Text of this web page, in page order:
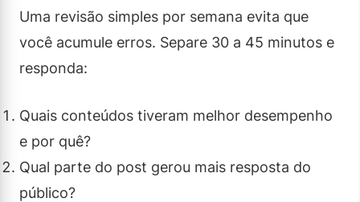
Uma revisão simples por semana evita que
você acumule erros. Separe 30 a 45 minutos e
responda:
Quais conteúdos tiveram melhor desempenho
e por quê?
Qual parte do post gerou mais resposta do
público?